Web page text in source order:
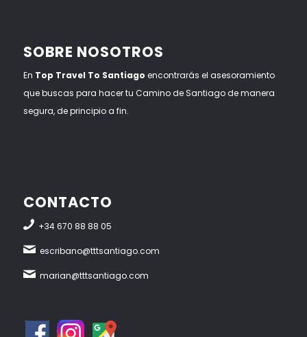
SOBRE NOSOTROS
En Top Travel To Santiago encontrarás el asesoramiento
que buscas para hacer tu Camino de Santiago de manera
segura, de principio a fin.
CONTACTO
+34 670 88 88 05
escribano@tttsantiago.com
marian@tttsantiago.com